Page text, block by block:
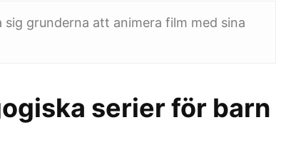
grunderna att animera film med sina
serier för barn